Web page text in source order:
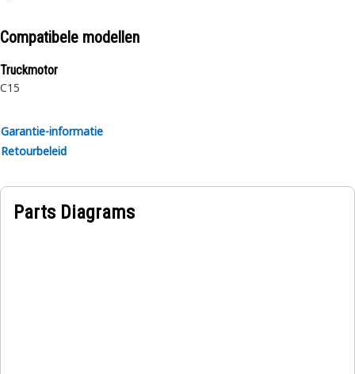
Compatibele modellen
Truckmotor
C15
Garantie-informatie
Retourbeleid
Parts Diagrams